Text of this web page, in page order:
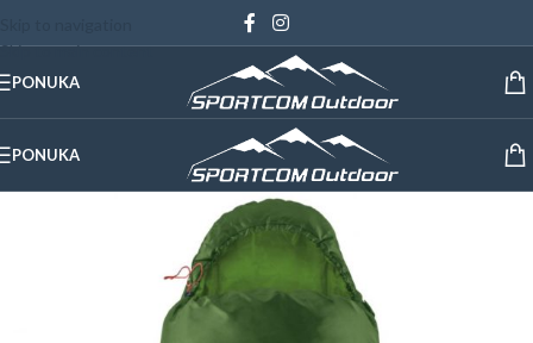
Skip to main content
PONUKA
PONUKA